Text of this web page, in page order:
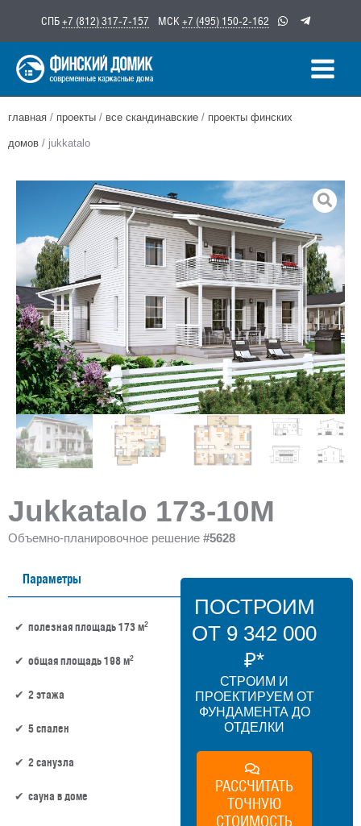
содержимому
СПБ+7 (812) 317-7-157 МСК +7 (495) 150-2-162
главная / проекты / все скандинавские / проекты финских
домов / jukkatalo
Jukkatalo 173-10M
Объемно-планировочное решение #5628
Параметры
полезная площадь 173 м2
общая площадь 198 м2
2 этажа
5 спален
2 санузла
сауна в доме
ПОСТРОИМ
ОТ 9 342 000
₽*
СТРОИМ И
ПРОЕКТИРУЕМ ОТ
ФУНДАМЕНТА ДО
ОТДЕЛКИ
РАССЧИТАТЬ
ТОЧНУЮ
СТОИМОСТЬ